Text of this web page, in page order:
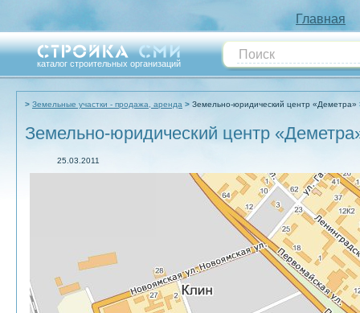
Главная
каталог строительных организаций
Земельные участки - продажа, аренда Земельно-юридический центр «Деметра»
Земельно-юридический центр
25.03.2011